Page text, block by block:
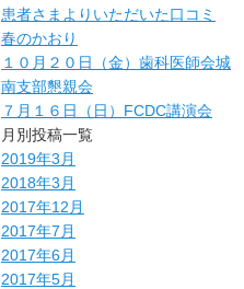
患者さまよりいただいた口コミ
春のかおり
１０月２０日（金）歯科医師会城
南支部懇親会
７月１６日（日）FCDC講演会
月別投稿一覧
2019年3月
2018年3月
2017年12月
2017年7月
2017年6月
2017年5月